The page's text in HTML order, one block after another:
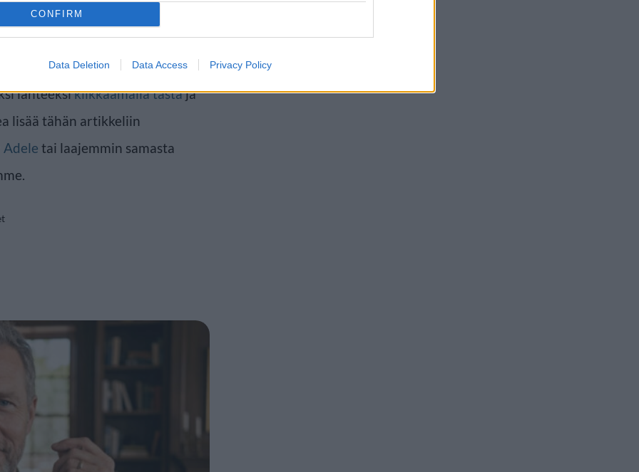
CONFIRM
Data Deletion Data Access Privacy Policy
on lapsia edellisistä
lähteeksiklikkaamalla tästäja
lisää tähän artikkeliin
Adele tai laajemmin samasta